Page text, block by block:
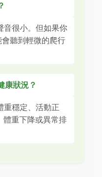
音很小。但如果你
聽到輕微的爬行
康狀況？
重穩定、活動正
重下降或異常排